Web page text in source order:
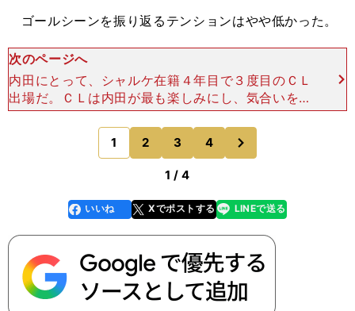
ゴールシーンを振り返るテンションはやや低かった。
次のページへ
内田にとって、シャルケ在籍４年目で３度目のＣＬ
出場だ。ＣＬは内田が最も楽しみにし、気合いを入
れて臨む大会でもある。ただ、その楽しみ方もこれ
までとは少し違ってきている、と言う。「リーグと
ＣＬは違いま
1 2 3 4
のページへ
1 / 4
faceboo
k
いいね Xでポストする
line LINEで送る